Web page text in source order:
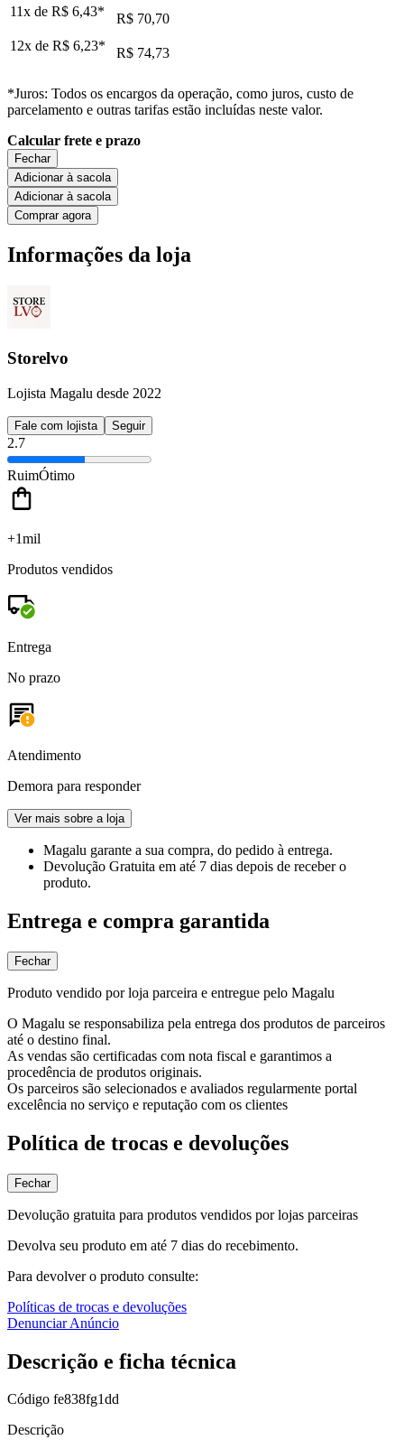
11x de R$ 6,43*
R$ 70,70
12x de R$ 6,23* R$ 74,73
*Juros: Todos os encargos da operação, como juros, custo de
parcelamento e outras tarifas estão incluídas neste valor.
Calcular frete e prazo
Fechar
Adicionar à sacola
Adicionar à sacola
Comprar agora
Informações da loja
Storelvo
Lojista Magalu desde 2022
Fale com lojista Seguir
2.7
RuimÓtimo
+1mil
Produtos vendidos
Entrega
No prazo
Atendimento
Demora para responder
Ver mais sobre a loja
Magalu garante a sua compra, do pedido à entrega.
Devolução Gratuita em até 7 dias depois de receber o
produto.
Entrega e compra garantida
Fechar
Produto vendido por loja parceira e entregue pelo Magalu
O Magalu se responsabiliza pela entrega dos produtos de parceiros
até o destino final.
As vendas são certificadas com nota fiscal e garantimos a
procedência de produtos originais.
Os parceiros são selecionados e avaliados regularmente portal
excelência no serviço e reputação com os clientes
Política de trocas e devoluções
Fechar
Devolução gratuita para produtos vendidos por lojas parceiras
Devolva seu produto em até 7 dias do recebimento.
Para devolver o produto consulte:
Políticas de trocas e devoluções
Denunciar Anúncio
Descrição e ficha técnica
Código fe838fg1dd
Descrição